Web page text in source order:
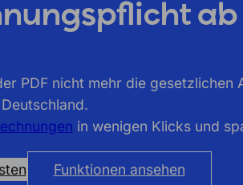
PDF nicht mehr die
Deutschland.
in wenigen Klicks und
Funktionen ansehen